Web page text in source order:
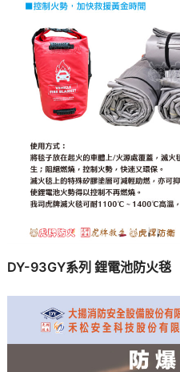
DY-93GY系列 鋰電池防火毯